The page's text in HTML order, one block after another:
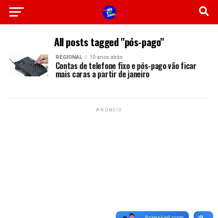
All posts tagged "pós-pago"
REGIONAL 10 anos atrás
Contas de telefone fixo e pós-pago vão ficar
mais caras a partir de janeiro
ANÚNCIO